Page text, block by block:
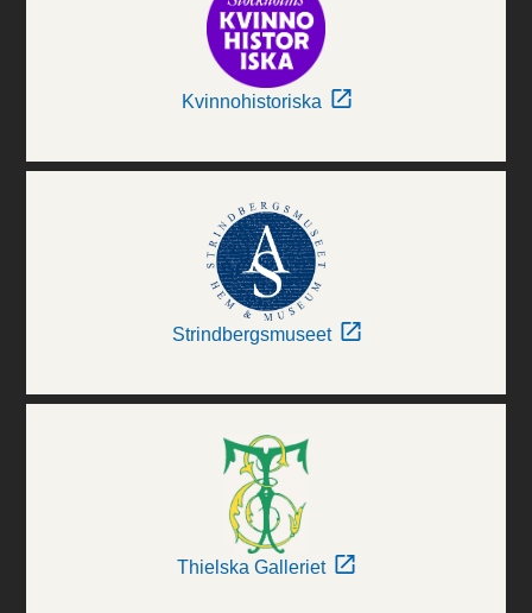
Kvinnohistoriska
Strindbergsmuseet
Thielska Galleriet